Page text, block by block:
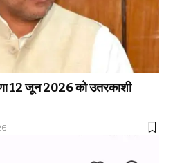
12 जून 2026 को उतरकाशी